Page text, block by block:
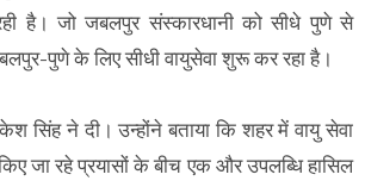
है। जो जबलपुर संस्कारधानी को सीधे पुणे से
पुणे के लिए सीधी वायुसेवा शुरू कर रहा है।
सिंह ने दी। उन्होंने बताया कि शहर में वायु सेवा
जा रहे प्रयासों के बीच एक और उपलब्धि हासिल